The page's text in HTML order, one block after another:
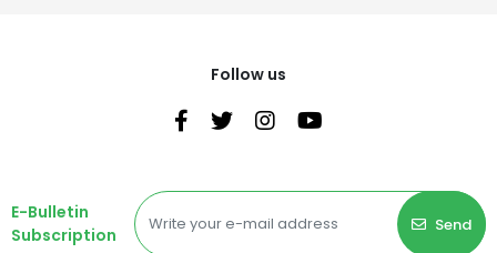
Follow us
E-Bulletin
Subscription
Send